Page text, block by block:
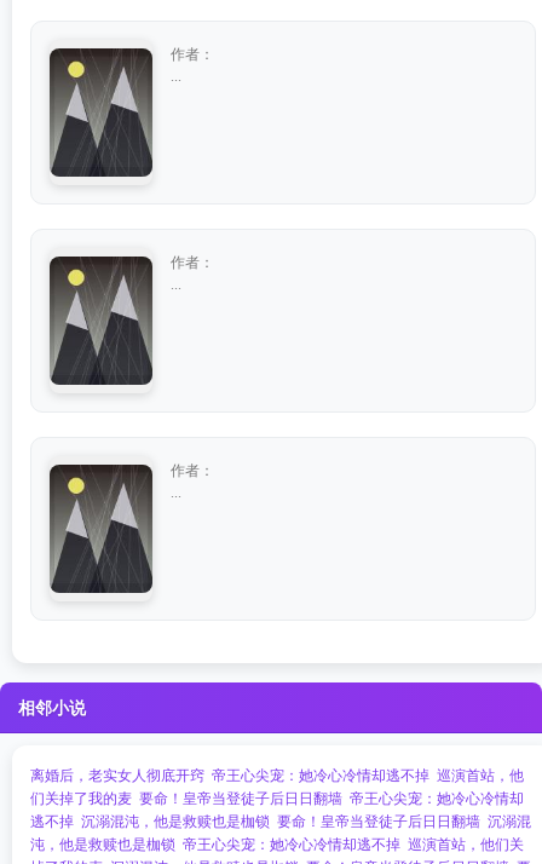
作者：
作者：
作者：
相邻小说
离婚后，老实女人彻底开窍 帝王心尖宠：她冷心冷情却逃不掉​​ 巡演首站，他
们关掉了我的麦 要命！皇帝当登徒子后日日翻墙 帝王心尖宠：她冷心冷情却
逃不掉​​ 沉溺混沌，他是救赎也是枷锁 要命！皇帝当登徒子后日日翻墙 沉溺混
沌，他是救赎也是枷锁 帝王心尖宠：她冷心冷情却逃不掉​​ 巡演首站，他们关